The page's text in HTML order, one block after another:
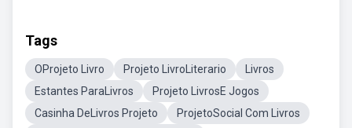
Tags
OProjeto Livro Projeto LivroLiterario
Livros
Estantes ParaLivros
Projeto LivrosE Jogos
Casinha DeLivros Projeto
ProjetoSocial Com Livros